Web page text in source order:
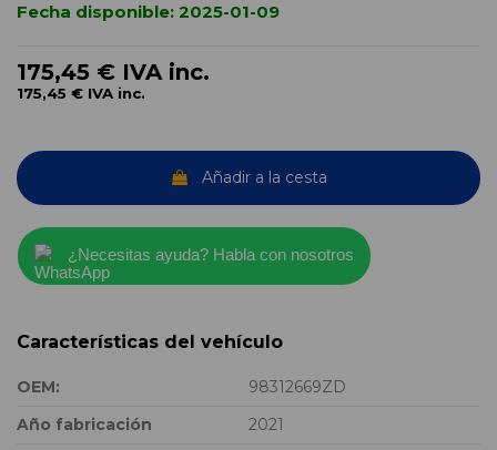
Fecha disponible: 2025-01-09
175,45 € IVA inc.
175,45 € IVA inc.
Añadir a la cesta
¿Necesitas ayuda? Habla con nosotros
Características del vehículo
OEM:
98312669ZD
Año fabricación
2021